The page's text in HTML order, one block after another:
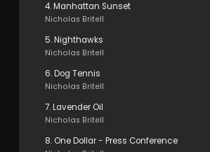
4. Manhattan Sunset
Nicholas Britell
5. Nighthawks
Nicholas Britell
6. Dog Tennis
Nicholas Britell
7. Lavender Oil
Nicholas Britell
8. One Dollar - Press Conference